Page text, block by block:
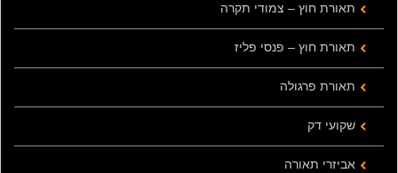
תאורת חוץ – צמודי תקרה
תאורת חוץ – פנסי פליז
תאורת פרגולה
שקועי דק
אביזרי תאורה